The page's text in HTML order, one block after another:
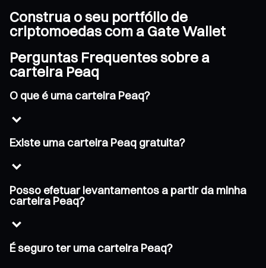
Construa o seu portfólio de
criptomoedas com a Gate Wallet
Perguntas Frequentes sobre a
carteira Peaq
O que é uma carteira Peaq?
Existe uma carteira Peaq gratuita?
Posso efetuar levantamentos a partir da minha
carteira Peaq?
É seguro ter uma carteira Peaq?